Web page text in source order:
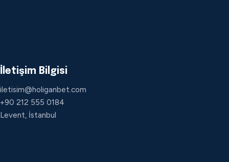
İletişim Bilgisi
iletisim@holiganbet.com
+90 212 555 0184
Levent, İstanbul